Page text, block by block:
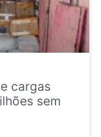
cargas
sem